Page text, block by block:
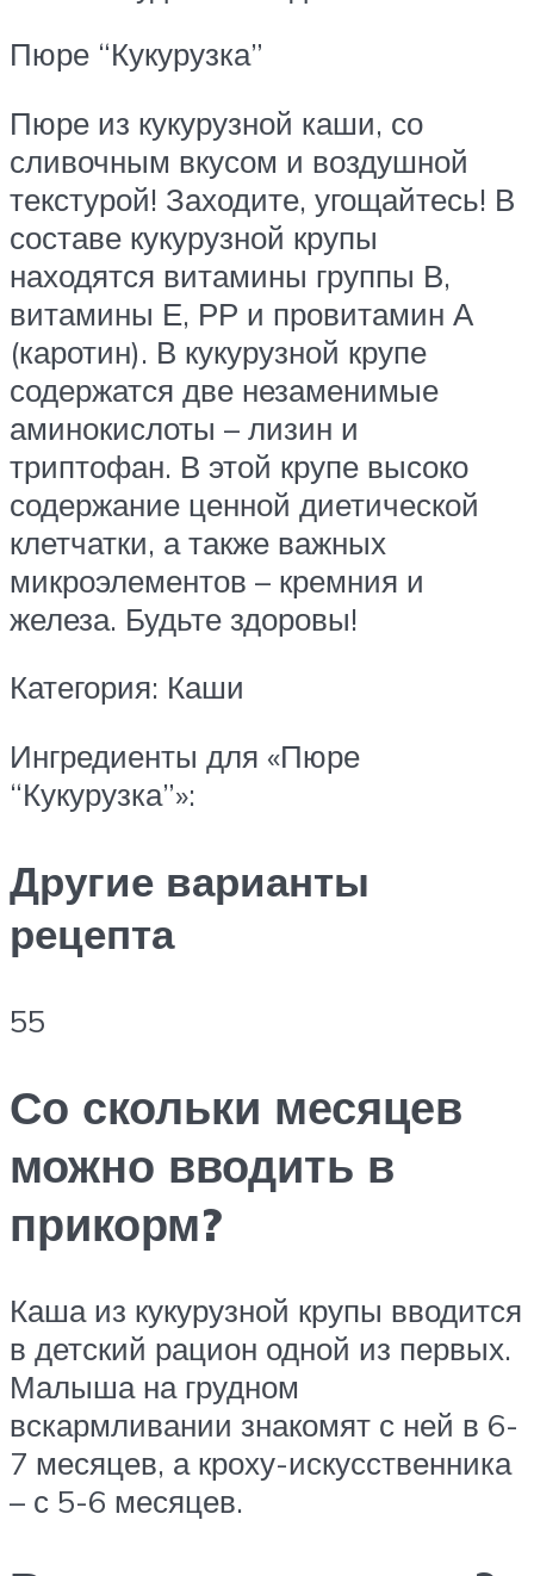
Пюре “Кукурузка”
Пюре из кукурузной каши, со
сливочным вкусом и воздушной
текстурой! Заходите, угощайтесь! В
составе кукурузной крупы
находятся витамины группы В,
витамины Е, РР и провитамин А
(каротин). В кукурузной крупе
содержатся две незаменимые
аминокислоты – лизин и
триптофан. В этой крупе высоко
содержание ценной диетической
клетчатки, а также важных
микроэлементов – кремния и
железа. Будьте здоровы!
Категория: Каши
Ингредиенты для «Пюре
“Кукурузка”»:
Другие варианты
рецепта
55
Со скольки месяцев
можно вводить в
прикорм?
Каша из кукурузной крупы вводится
в детский рацион одной из первых.
Малыша на грудном
вскармливании знакомят с ней в 6-
7 месяцев, а кроху-искусственника
– с 5-6 месяцев.